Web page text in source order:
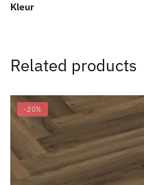
Kleur
Related products
-20%